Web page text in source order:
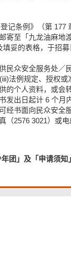
记条例》（第 177
寄至「九龙油麻地
妥的表格，于招
民众安全服务处／
法例规定、授权
的个人资料，或会
出日起计 6 个月
经书面向民众安全
2576 3021）或
团」及「申请须知